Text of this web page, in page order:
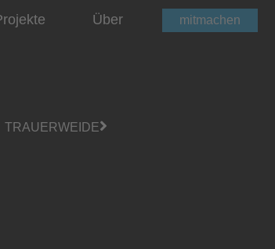
Über mitmachen
TRAUERWEIDE